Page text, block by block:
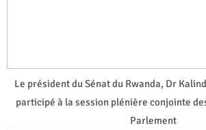
Le président du Sénat du Rwanda, Dr
participé à la session plénière conjointe
Parlement